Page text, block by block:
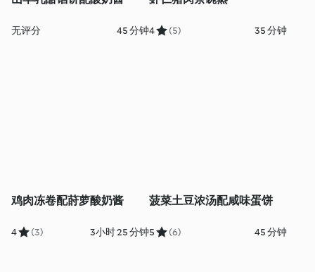
无评分 45 分钟4 (5) 35 分钟
鸡肉冻卷配莳萝酸奶酱
4 (3) 3小时 25 分钟
菠菜土豆浓汤配咸味蛋饼
5 (6) 45 分钟